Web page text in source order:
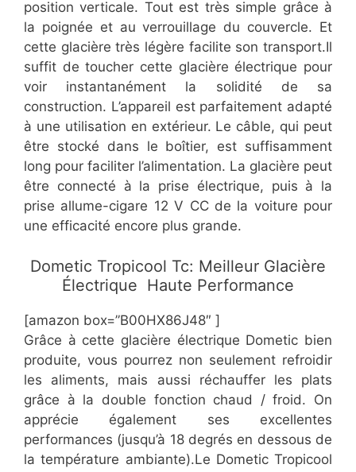
position verticale. Tout est très simple grâce à
la poignée et au verrouillage du couvercle. Et
cette glacière très légère facilite son transport.Il
suffit de toucher cette glacière électrique pour
voir instantanément la solidité de sa
construction. L’appareil est parfaitement adapté
à une utilisation en extérieur. Le câble, qui peut
être stocké dans le boîtier, est suffisamment
long pour faciliter l’alimentation. La glacière peut
être connecté à la prise électrique, puis à la
prise allume-cigare 12 V CC de la voiture pour
une efficacité encore plus grande.
​​Dometic Tropicool Tc: Meilleur Glacière
Électrique Haute Performance
[amazon box=”​​B00HX86J48″ ]
​Grâce à cette glacière électrique Dometic bien
produite, vous pourrez non seulement refroidir
les aliments, mais aussi réchauffer les plats
grâce à la double fonction chaud / froid. On
apprécie également ses excellentes
performances (jusqu’à 18 degrés en dessous de
la température ambiante).Le Dometic Tropicool